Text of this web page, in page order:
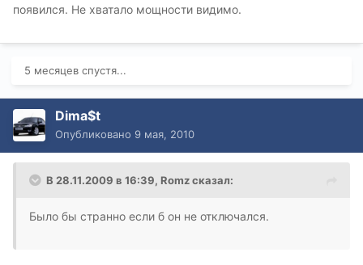
появился. Не хватало мощности видимо.
5 месяцев спустя...
Dima$t
Опубликовано 9 мая, 2010
В 28.11.2009 в 16:39, Romz сказал:
Было бы странно если б он не отключался.